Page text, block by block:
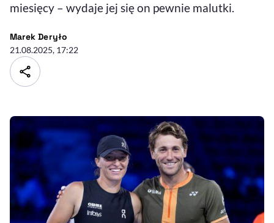
miesięcy – wydaje jej się on pewnie malutki.
Marek Deryło- autor artykułu - profil
21.08.2025, 17:22